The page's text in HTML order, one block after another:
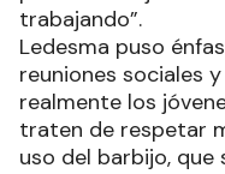
trabajando”.
Ledesma puso
reuniones sociales
realmente los
traten de respetar
uso del barbijo, que